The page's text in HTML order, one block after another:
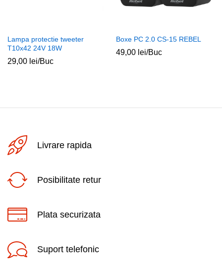
Lampa protectie tweeter
T10x42 24V 18W
29,00 lei/Buc
Boxe PC 2.0 CS-15 REBEL
49,00 lei/Buc
Livrare rapida
Posibilitate retur
Plata securizata
Suport telefonic